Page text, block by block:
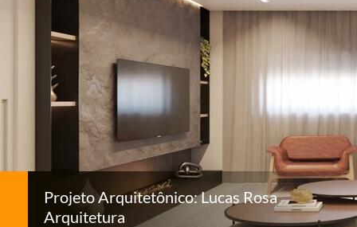
Projeto Arquitetônico: Lucas Rosa
Arquitetura